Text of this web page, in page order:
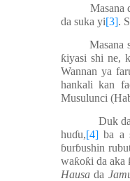
Masana
da suka yi[3].
Masana
ƙiyasi shi ne,
Wannan ya
hankali kan fa
Musulunci
Duk
huɗu,[4] ba a
ɓurɓushin
waƙoƙi da aka
Hausada